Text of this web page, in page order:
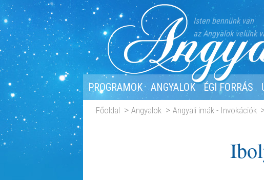
Isten bennünk van
az Angyalok velünk
PROGRAMOK ANGYALOK ÉGI FORRÁS
Főoldal Angyalok Angyali imák - Invokációk